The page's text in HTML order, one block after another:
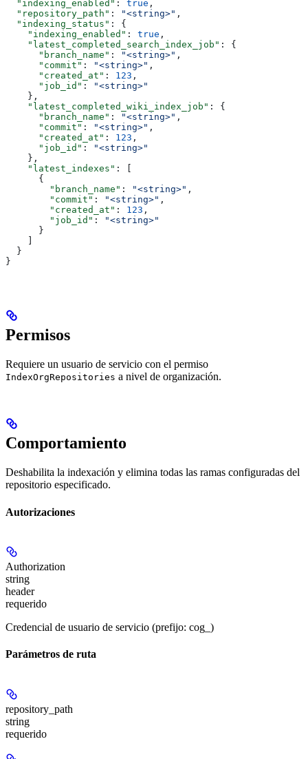
  "indexing_enabled"
: true ,
  "repository_path"
: "<string>" ,
  "indexing_status"
: {
    "indexing_enabled"
: true ,
    "latest_completed_search_index_job"
: {
      "branch_name"
: "<string>" ,
      "commit"
: "<string>" ,
      "created_at"
: 123 ,
      "job_id"
:
"<string>"
    },
    "latest_completed_wiki_index_job"
: {
      "branch_name"
: "<string>" ,
      "commit"
: "<string>" ,
      "created_at"
: 123 ,
      "job_id"
:
"<string>"
    },
    "latest_indexes"
: [
      {
        "branch_name"
: "<string>" ,
        "commit"
: "<string>" ,
        "created_at"
: 123 ,
        "job_id"
:
"<string>"
      }
    ]
  }
}
Permisos
Requiere un usuario de servicio con el permiso
IndexOrgRepositories a nivel de organización.
Comportamiento
Deshabilita la indexación y elimina todas las ramas configuradas del
repositorio especificado.
Autorizaciones
Authorization
string
header
requerido
Credencial de usuario de servicio (prefijo: cog_)
Parámetros de ruta
repository_path
string
requerido